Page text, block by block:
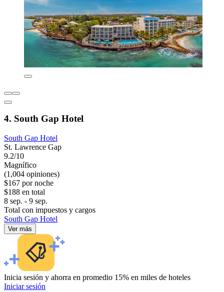
4. South Gap Hotel
South Gap Hotel
St. Lawrence Gap
9.2/10
Magnífico
(1,004 opiniones)
$167 por noche
$188 en total
8 sep. - 9 sep.
Total con impuestos y cargos
South Gap Hotel
Ver más
Inicia sesión y ahorra en promedio 15% en miles de hoteles
Iniciar sesión